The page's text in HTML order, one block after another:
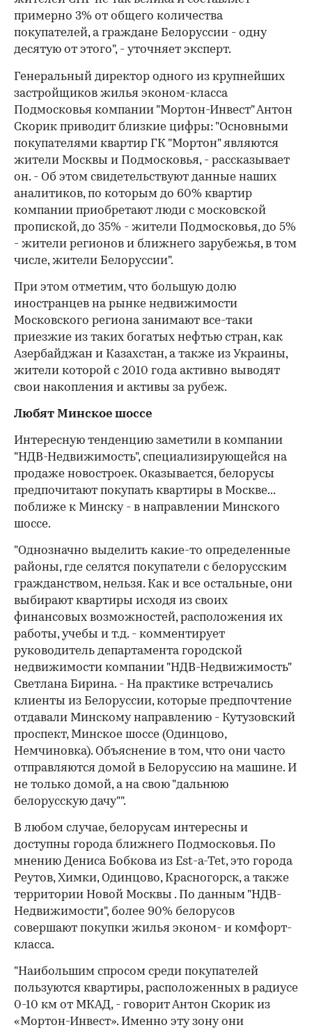
примерно 3% от общего количества
покупателей, а граждане Белоруссии - одну
десятую от этого", - уточняет эксперт.
00:00 / 00:00
Генеральный директор одного из крупнейших
застройщиков жилья эконом-класса
Подмосковья компании "Мортон-Инвест" Антон
Скорик приводит близкие цифры: "Основными
покупателями квартир ГК "Мортон" являются
жители Москвы и Подмосковья, - рассказывает
он. - Об этом свидетельствуют данные наших
аналитиков, по которым до 60% квартир
компании приобретают люди с московской
пропиской, до 35% - жители Подмосковья, до 5%
- жители регионов и ближнего зарубежья, в том
числе, жители Белоруссии".
При этом отметим, что большую долю
иностранцев на рынке недвижимости
Московского региона занимают все-таки
приезжие из таких богатых нефтью стран, как
Азербайджан и Казахстан, а также из Украины,
жители которой с 2010 года активно выводят
свои накопления и активы за рубеж.
Любят Минское шоссе
Интересную тенденцию заметили в компании
"НДВ-Недвижимость", специализирующейся на
продаже новостроек. Оказывается, белорусы
предпочитают покупать квартиры в Москве...
поближе к Минску - в направлении Минского
шоссе.
"Однозначно выделить какие-то определенные
районы, где селятся покупатели с белорусским
гражданством, нельзя. Как и все остальные, они
выбирают квартиры исходя из своих
финансовых возможностей, расположения их
работы, учебы и т.д. - комментирует
руководитель департамента городской
недвижимости компании "НДВ-Недвижимость"
Светлана Бирина. - На практике встречались
клиенты из Белоруссии, которые предпочтение
отдавали Минскому направлению - Кутузовский
проспект, Минское шоссе (Одинцово,
Немчиновка). Объяснение в том, что они часто
отправляются домой в Белоруссию на машине. И
не только домой, а на свою "дальнюю
белорусскую дачу"".
В любом случае, белорусам интересны и
доступны города ближнего Подмосковья. По
мнению Дениса Бобкова из Est-a-Tet, это города
Реутов, Химки, Одинцово, Красногорск, а также
территории Новой Москвы . По данным "НДВ-
Недвижимости", более 90% белорусов
совершают покупки жилья эконом- и комфорт-
класса.
"Наибольшим спросом среди покупателей
пользуются квартиры, расположенных в радиусе
0-10 км от МКАД, - говорит Антон Скорик из
«Мортон-Инвест». Именно эту зону они